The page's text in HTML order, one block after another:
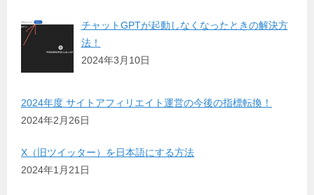
チャットGPTが起動しなくなったときの解決方
法！
2024年3月10日
2024年度 サイトアフィリエイト運営の今後の指標転換！
2024年2月26日
X（旧ツイッター）を日本語にする方法
2024年1月21日